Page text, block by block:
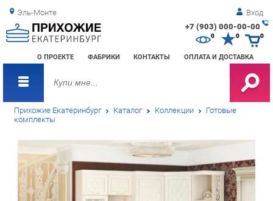
Эль-Монте Вход
+7 (903) 000-00-00
О ПРОЕКТЕ ФАБРИКИ КОНТАКТЫ ОПЛАТА И ДОСТАВКА
0 0
Прихожие Екатеринбург Каталог Коллекции Готовые
комплекты